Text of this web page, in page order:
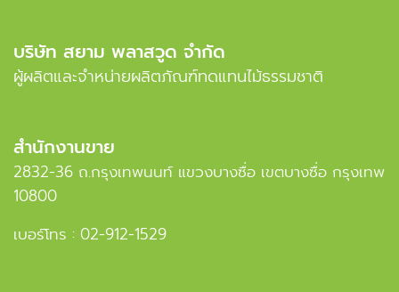
บริษัท สยาม พลาสวูด จำกัด
ผู้ผลิตและจำหน่ายผลิตภัณฑ์ทดแทนไม้ธรรมชาติ
สำนักงานขาย
2832-36 ถ.กรุงเทพนนท์ แขวงบางซื่อ เขตบางซื่อ กรุงเทพ
10800
เบอร์โทร : 02-912-1529